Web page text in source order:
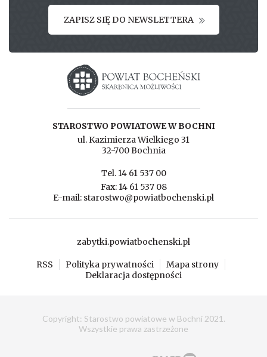
ZAPISZ SIĘ DO NEWSLETTERA
Starostwo powiatowe w Bochni
STAROSTWO POWIATOWE W BOCHNI
ul. Kazimierza Wielkiego 31
32-700 Bochnia
Tel. 14 61 537 00
Fax: 14 61 537 08
E-mail: starostwo@powiatbochenski.pl
zabytki.powiatbochenski.pl
RSS Polityka prywatności
Mapa strony
Deklaracja dostępności
Copyright: Starostwo powiatowe w Bochni 2021.
Wszystkie prawa zastrzeżone